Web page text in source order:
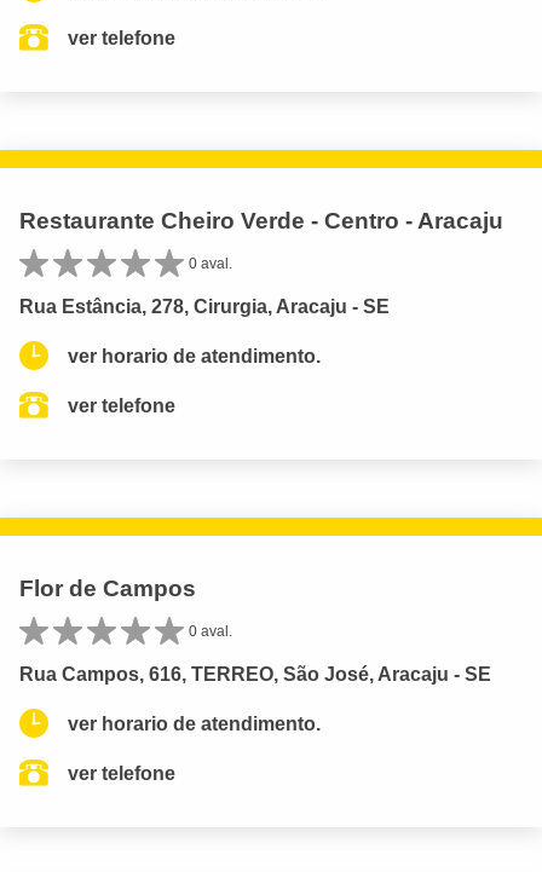
ver telefone
Restaurante Cheiro Verde - Centro - Aracaju
0 aval.
Rua Estância, 278, Cirurgia, Aracaju - SE
ver horario de atendimento.
ver telefone
Flor de Campos
0 aval.
Rua Campos, 616, TERREO, São José, Aracaju - SE
ver horario de atendimento.
ver telefone